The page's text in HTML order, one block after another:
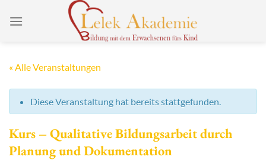
Inhalt
« Alle Veranstaltungen
Diese Veranstaltung hat bereits stattgefunden.
Kurs – Qualitative Bildungsarbeit durch
Planung und Dokumentation